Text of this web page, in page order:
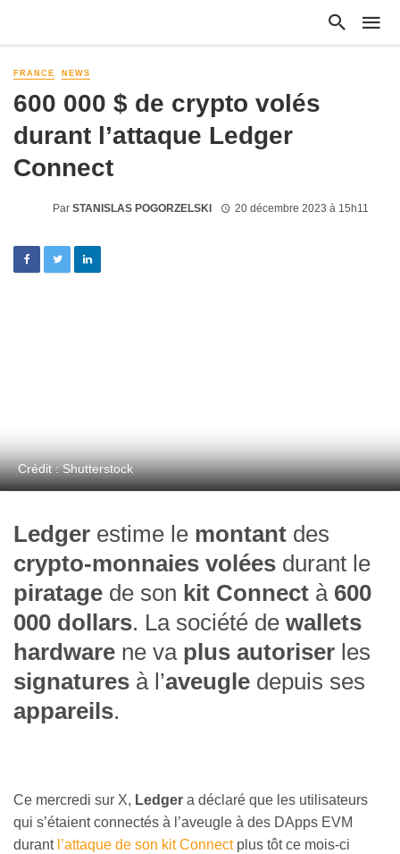
FRANCE NEWS
600 000 $ de crypto volés
durant l’attaque Ledger
Connect
Par STANISLAS POGORZELSKI 20 décembre 2023 à 15h11
Crédit : Shutterstock
Ledger estime le montant des
crypto-monnaies volées durant le
piratage de son kit Connect à 600
000 dollars. La société de wallets
hardware ne va plus autoriser les
signatures à l’aveugle depuis ses
appareils.
Ce mercredi sur X, Ledger a déclaré que les utilisateurs
qui s’étaient connectés à l’aveugle à des DApps EVM
durant l’attaque de son kit Connectplus tôt ce mois-ci